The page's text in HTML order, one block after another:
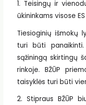
1. Teisingų ir
ūkininkams visose
Tiesioginių išmokų
turi būti
sąžiningą skirtingų
rinkoje. BŽŪP
taisyklės turi būti
2. Stipraus BŽŪP